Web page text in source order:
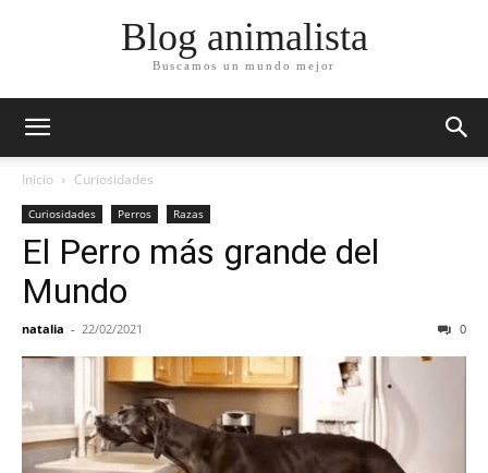
Blog animalista
Buscamos un mundo mejor
Inicio Curiosidades
Curiosidades Perros Razas
El Perro más grande del
Mundo
natalia - 22/02/2021 0